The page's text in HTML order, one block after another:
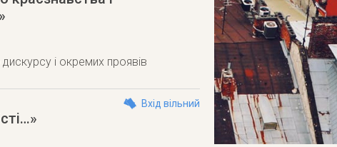
і окремих проявів
Вхід вільний